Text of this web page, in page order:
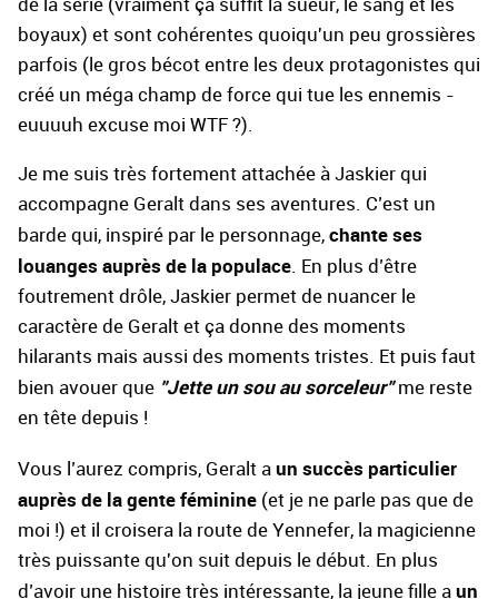
de la série (vraiment ça suffit la sueur, le sang et les
boyaux) et sont cohérentes quoiqu'un peu grossières
parfois (le gros bécot entre les deux protagonistes qui
créé un méga champ de force qui tue les ennemis -
euuuuh excuse moi WTF ?).
Je me suis très fortement attachée à Jaskier qui
accompagne Geralt dans ses aventures. C’est un
barde qui, inspiré par le personnage, chante ses
louanges auprès de la populace. En plus d’être
foutrement drôle, Jaskier permet de nuancer le
caractère de Geralt et ça donne des moments
hilarants mais aussi des moments tristes. Et puis faut
bien avouer que "Jette un sou au sorceleur"me reste
en tête depuis !
Vous l’aurez compris, Geralt a un succès particulier
auprès de la gente féminine (et je ne parle pas que de
moi !) et il croisera la route de Yennefer, la magicienne
très puissante qu'on suit depuis le début. En plus
d’avoir une histoire très intéressante, la jeune fille a un